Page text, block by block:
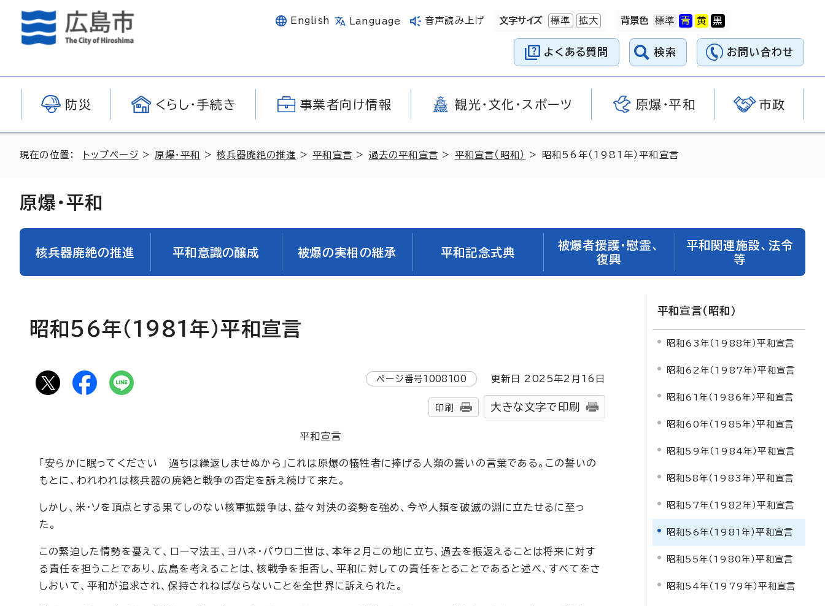
English Language 音声読み上げ 文字サイズ 標準 拡大 背景色
よくある質問 検索 お問い合わせ
防災 くらし・手続き 事業者向け情報 観光・文化・スポーツ 原爆・平和 市政
現在の位置： トップページ > 原爆・平和 >核兵器廃絶の推進 >平和宣言 > 過去の平和宣言 > 平和宣言（昭和） > 昭和56年（1981年）平和宣言
原爆・平和
核兵器廃絶の推進 平和意識の醸成 被爆の実相の継承 平和記念式典
被爆者援護・慰霊、
復興
平和関連施設、法令
等
昭和56年（1981年）平和宣言
ページ番号1008100 更新日 2025年2月 16 日
印刷 大きな文字で印刷
平和宣言
「安らかに眠ってください 過ちは繰返しませぬから」これは原爆の犠牲者に捧げる人類の誓いの言葉である。この誓いの
もとに、われわれは核兵器の廃絶と戦争の否定を訴え続けて来た。
しかし、米・ソを頂点とする果てしのない核軍拡競争は、益々対決の姿勢を強め、今や人類を破滅の淵に立たせるに至っ
た。
この緊迫した情勢を憂えて、ローマ法王、ヨハネ・パウロ二世は、本年2月この地に立ち、過去を振返えることは将来に対す
る責任を担うことであり、広島を考えることは、核戦争を拒否し、平和に対しての責任をとることであると述べ、すべてをさ
しおいて、平和が追求され、保持されねばならないことを全世界に訴えられた。
平和宣言（昭和）
昭和63年（1988年）平和宣言
昭和62年（1987年）平和宣言
昭和61年（1986年）平和宣言
昭和60年（1985年）平和宣言
昭和59年（1984年）平和宣言
昭和58年（1983年）平和宣言
昭和57年（1982年）平和宣言
昭和56年（1981年）平和宣言
昭和55年（1980年）平和宣言
昭和54年（1979年）平和宣言